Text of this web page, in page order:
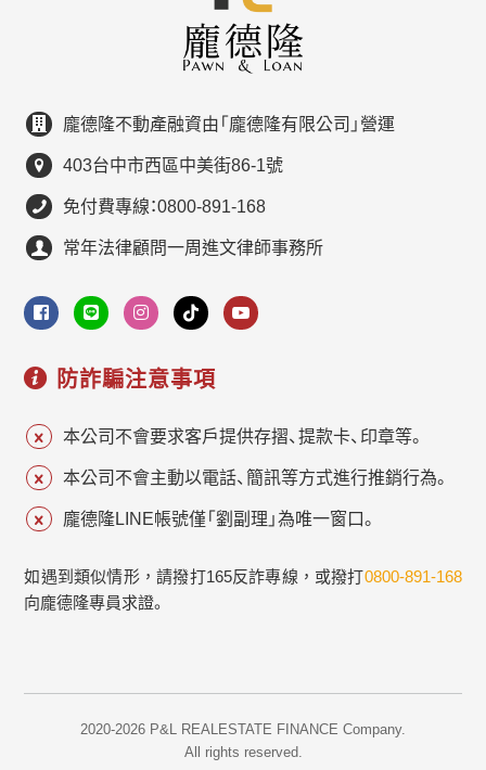
龐德隆不動產融資由「龐德隆有限公司」營運
403台中市西區中美街86-1號
免付費專線：0800-891-168
常年法律顧問一周進文律師事務所
防詐騙注意事項
本公司不會要求客戶提供存摺、提款卡、印章等。
本公司不會主動以電話、簡訊等方式進行推銷行為。
龐德隆LINE帳號僅「劉副理」為唯一窗口。
如遇到類似情形，請撥打165反詐專線，或撥打0800-891-168
向龐德隆專員求證。
2020-2026 P&L REALESTATE FINANCE Company.
All rights reserved.